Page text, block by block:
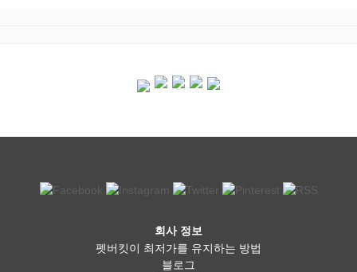
회사 정보
펫버킷이 최저가를 유지하는 방법
블로그